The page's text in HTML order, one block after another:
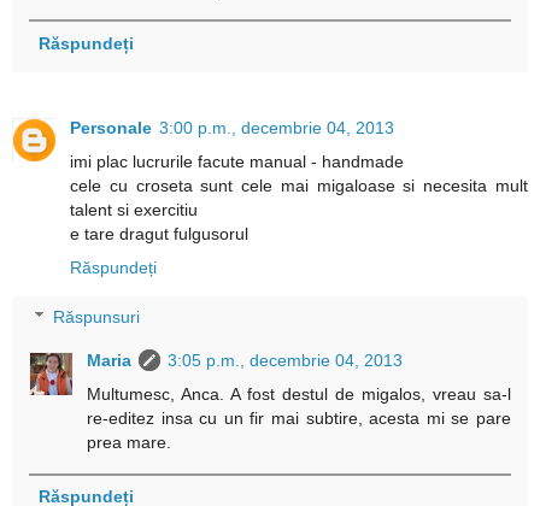
Răspundeți
Personale 3:00 p.m., decembrie 04, 2013
imi plac lucrurile facute manual - handmade
cele cu croseta sunt cele mai migaloase si necesita mult
talent si exercitiu
e tare dragut fulgusorul
Răspundeți
Răspunsuri
Maria
3:05 p.m., decembrie 04, 2013
Multumesc, Anca. A fost destul de migalos, vreau sa-l
re-editez insa cu un fir mai subtire, acesta mi se pare
prea mare.
Răspundeți